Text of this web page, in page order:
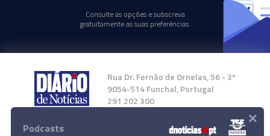
Consulte as opções e subscreva
gratuitamente as suas preferências.
Rua Dr. Fernão de Ornelas, 56 - 3º
9054-514 Funchal, Portugal
291 202 300
Instale a nossa App
Podcasts ×